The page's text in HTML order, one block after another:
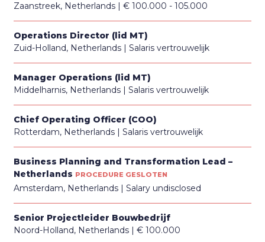
Zaanstreek, Netherlands
€ 100.000 - 105.000
Operations Director (lid MT)
Zuid-Holland, Netherlands
Salaris vertrouwelijk
Manager Operations (lid MT)
Middelharnis, Netherlands
Salaris vertrouwelijk
Chief Operating Officer (COO)
Rotterdam, Netherlands
Salaris vertrouwelijk
Business Planning and Transformation Lead –
Netherlands PROCEDURE GESLOTEN
Amsterdam, Netherlands Salary undisclosed
Senior Projectleider Bouwbedrijf
Noord-Holland, Netherlands
€ 100.000